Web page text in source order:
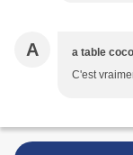
A a table
C'est